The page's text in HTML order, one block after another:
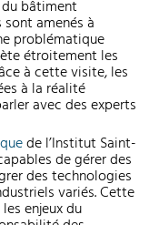
bâtiment
amenés à
problématique
étroitement les
à cette visite, les
à la réalité
avec des experts
de l’Institut Saint-
de gérer des
des technologies
variés. Cette
enjeux du